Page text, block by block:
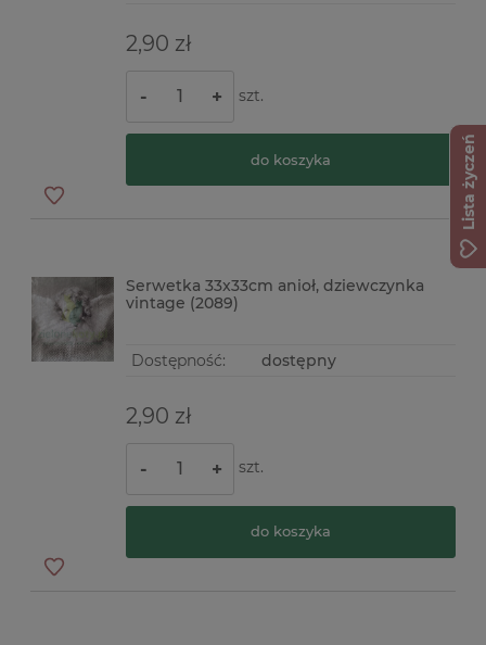
2,90 zł
- + szt.
do koszyka
Serwetka 33x33cm anioł, dziewczynka
vintage (2089)
Dostępność: dostępny
2,90 zł
- + szt.
do koszyka
Lista życzeń